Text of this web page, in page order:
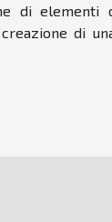
di elementi
di